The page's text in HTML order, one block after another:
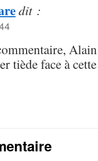
dit :
tiède face à